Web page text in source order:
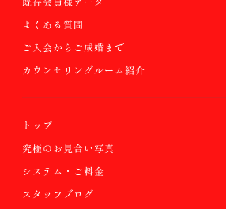
よくある質問
ご入会からご成婚まで
カウンセリングルーム紹介
トップ
究極のお見合い写真
システム・ご料金
スタッフブログ